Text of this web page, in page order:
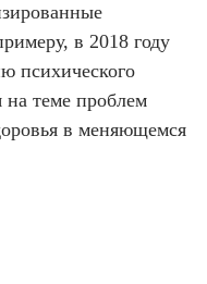
в 2018 году
психического
на теме проблем
в меняющемся